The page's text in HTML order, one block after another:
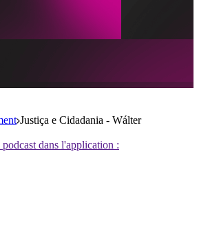
Justiça e Cidadania - Wálter
dans l'application :